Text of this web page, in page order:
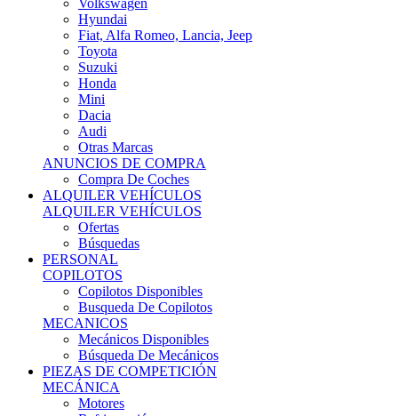
Fiat, Alfa Romeo, Lancia, Jeep
Toyota
Suzuki
Honda
Mini
Dacia
Audi
Otras Marcas
ANUNCIOS DE COMPRA
Compra De Coches
ALQUILER VEHÍCULOS
ALQUILER VEHÍCULOS
Ofertas
Búsquedas
PERSONAL
COPILOTOS
Copilotos Disponibles
Busqueda De Copilotos
MECANICOS
Mecánicos Disponibles
Búsqueda De Mecánicos
PIEZAS DE COMPETICIÓN
MECÁNICA
Motores
Refrigeración
Electrónica